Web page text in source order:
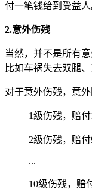
付一笔钱给到受益人
2.意外伤残
当然，并不是所有
比如车祸失去双腿
对于意外伤残，意
1级伤残，赔
2级伤残，赔
...
10级伤残，赔